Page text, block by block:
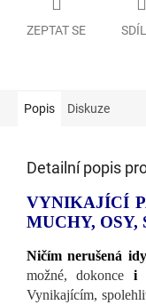
ZEPTAT SE
Popis Diskuze
Detailní popis
VYNIKAJÍCÍ
MUCHY, OSY,
Ničím nerušená
možné, dokonce i
Vynikajícím,